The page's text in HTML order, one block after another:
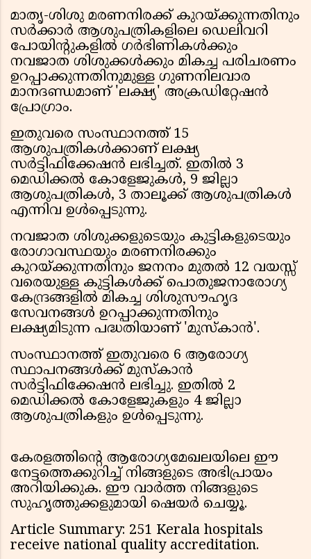
മാതൃ-ശിശു മരണനിരക്ക് കുറയ്ക്കുന്നതിനും
സർക്കാർ ആശുപത്രികളിലെ ഡെലിവറി
പോയിന്റുകളിൽ ഗർഭിണികൾക്കും
നവജാത ശിശുക്കൾക്കും മികച്ച പരിചരണം
ഉറപ്പാക്കുന്നതിനുമുള്ള ഗുണനിലവാര
മാനദണ്ഡമാണ് 'ലക്ഷ്യ' അക്രഡിറ്റേഷൻ
പ്രോഗ്രാം.
ഇതുവരെ സംസ്ഥാനത്ത് 15
ആശുപത്രികൾക്കാണ് ലക്ഷ്യ
സർട്ടിഫിക്കേഷൻ ലഭിച്ചത്. ഇതിൽ 3
മെഡിക്കൽ കോളേജുകൾ, 9 ജില്ലാ
ആശുപത്രികൾ, 3 താലൂക്ക് ആശുപത്രികൾ
എന്നിവ ഉൾപ്പെടുന്നു.
നവജാത ശിശുക്കളുടെയും കുട്ടികളുടെയും
രോഗാവസ്ഥയും മരണനിരക്കും
കുറയ്ക്കുന്നതിനും ജനനം മുതൽ 12 വയസ്സ്
വരെയുള്ള കുട്ടികൾക്ക് പൊതുജനാരോഗ്യ
കേന്ദ്രങ്ങളിൽ മികച്ച ശിശുസൗഹൃദ
സേവനങ്ങൾ ഉറപ്പാക്കുന്നതിനും
ലക്ഷ്യമിടുന്ന പദ്ധതിയാണ് 'മുസ്‌കാൻ'.
സംസ്ഥാനത്ത് ഇതുവരെ 6 ആരോഗ്യ
സ്ഥാപനങ്ങൾക്ക് മുസ്‌കാൻ
സർട്ടിഫിക്കേഷൻ ലഭിച്ചു. ഇതിൽ 2
മെഡിക്കൽ കോളേജുകളും 4 ജില്ലാ
ആശുപത്രികളും ഉൾപ്പെടുന്നു.
കേരളത്തിന്റെ ആരോഗ്യമേഖലയിലെ ഈ
നേട്ടത്തെക്കുറിച്ച് നിങ്ങളുടെ അഭിപ്രായം
അറിയിക്കുക. ഈ വാർത്ത നിങ്ങളുടെ
സുഹൃത്തുക്കളുമായി ഷെയർ ചെയ്യൂ.
Article Summary: 251 Kerala hospitals
receive national quality accreditation.